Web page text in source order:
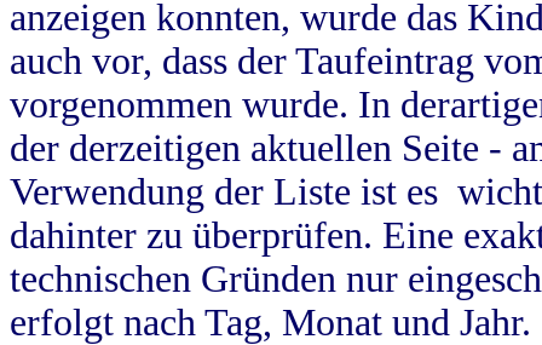
anzeigen konnten, wurde das
auch vor, dass der Taufeintrag
vorgenommen wurde. In
der derzeitigen aktuellen Seite -
Verwendung der Liste ist es
dahinter zu überprüfen. Eine
technischen Gründen nur
erfolgt nach Tag, Monat und Jahr.